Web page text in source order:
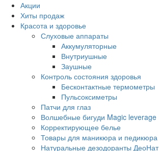
Акции
Хиты продаж
Красота и здоровье
Слуховые аппараты
Аккумуляторные
Внутриушные
Заушные
Контроль состояния здоровья
Бесконтактные термометры
Пульсоксиметры
Патчи для глаз
Волшебные бигуди Magic leverage
Корректирующее белье
Товары для маникюра и педикюра
Натуральные дезодоранты ДеоНат